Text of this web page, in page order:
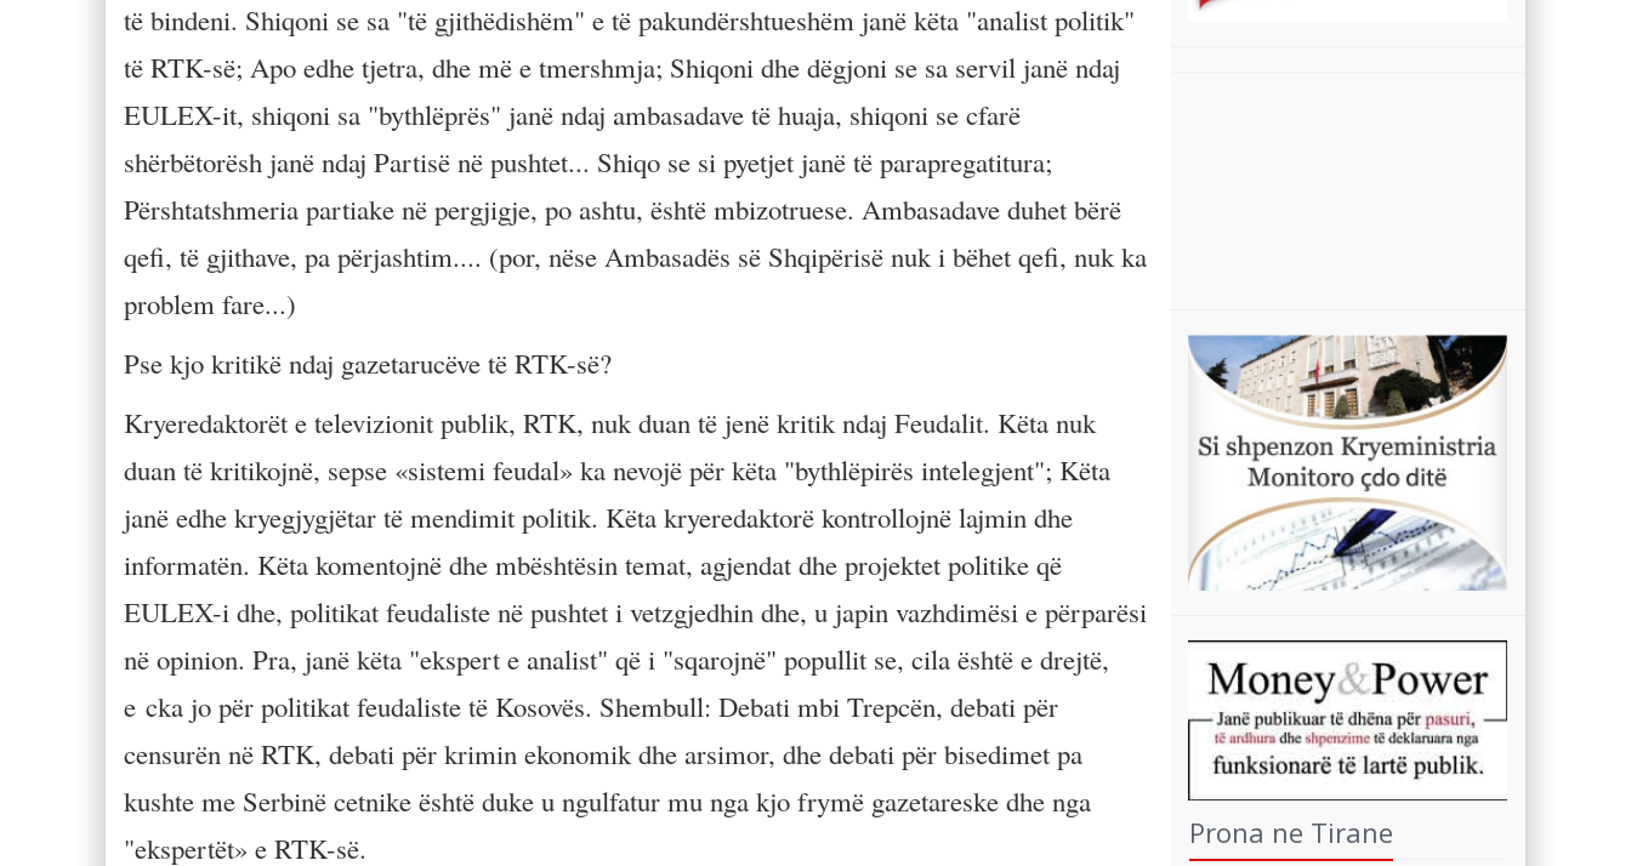
të bindeni. Shiqoni se sa "të gjithëdishëm" e të pakundërshtueshëm janë këta "analist politik"
të RTK-së; Apo edhe tjetra, dhe më e tmershmja; Shiqoni dhe dëgjoni se sa servil janë ndaj
EULEX-it, shiqoni sa "bythlëprës" janë ndaj ambasadave të huaja, shiqoni se cfarë
shërbëtorësh janë ndaj Partisë në pushtet... Shiqo se si pyetjet janë të parapregatitura;
Përshtatshmeria partiake në pergjigje, po ashtu, është mbizotruese. Ambasadave duhet bërë
qefi, të gjithave, pa përjashtim.... (por, nëse Ambasadës së Shqipërisë nuk i bëhet qefi, nuk ka
problem fare...)
Pse kjo kritikë ndaj gazetarucëve të RTK-së?
Kryeredaktorët e televizionit publik, RTK, nuk duan të jenë kritik ndaj Feudalit. Këta nuk
duan të kritikojnë, sepse «sistemi feudal» ka nevojë për këta "bythlëpirës intelegjent"; Këta
janë edhe kryegjygjëtar të mendimit politik. Këta kryeredaktorë kontrollojnë lajmin dhe
informatën. Këta komentojnë dhe mbështësin temat, agjendat dhe projektet politike që
EULEX-i dhe, politikat feudaliste në pushtet i vetzgjedhin dhe, u japin vazhdimësi e përparësi
në opinion. Pra, janë këta "ekspert e analist" që i "sqarojnë" popullit se, cila është e drejtë,
e cka jo për politikat feudaliste të Kosovës. Shembull: Debati mbi Trepcën, debati për
censurën në RTK, debati për krimin ekonomik dhe arsimor, dhe debati për bisedimet pa
kushte me Serbinë cetnike është duke u ngulfatur mu nga kjo frymë gazetareske dhe nga
"ekspertët» e RTK-së.
Prona ne Tirane